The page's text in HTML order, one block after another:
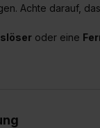
Achte darauf,
oder eine